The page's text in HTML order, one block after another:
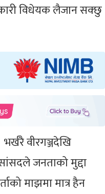
विधेयक लैजान सक्छु
वीरगञ्जदेखि
जनताको मुद्दा
माझमा मात्र हैन